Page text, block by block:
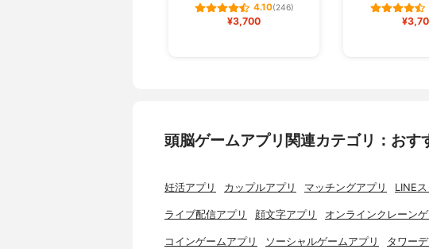
4.10(246)
¥3,700
頭脳ゲームアプリ関連カテゴリ：おす
妊活アプリ カップルアプリ マッチングアプリ LINE
ライブ配信アプリ 顔文字アプリ オンラインクレーン
コインゲームアプリ ソーシャルゲームアプリ タワー